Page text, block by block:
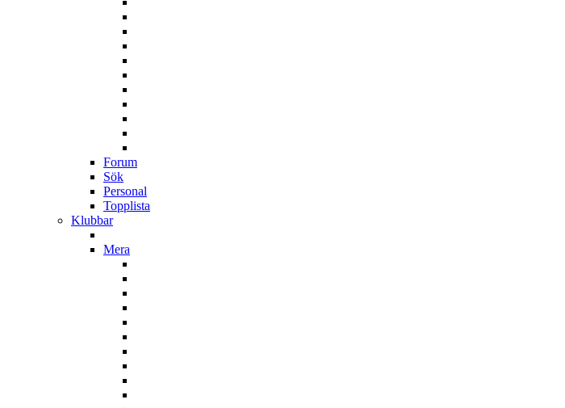
Forum
Sök
Personal
Topplista
Klubbar
Mera